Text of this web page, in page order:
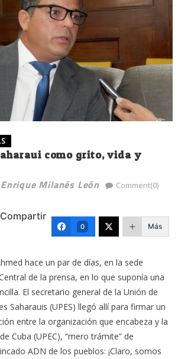
como grito, vida y
Enrique Milanés León Comment(0)
Compartir
0 Más
hace un par de días, en la sede
de la prensa, en lo que suponía una
El secretario general de la Unión de
Saharauis (UPES) llegó allí para firmar un
entre la organización que encabeza y la
Cuba (UPEC), “mero trámite” de
ADN de los pueblos: ¡Claro, somos